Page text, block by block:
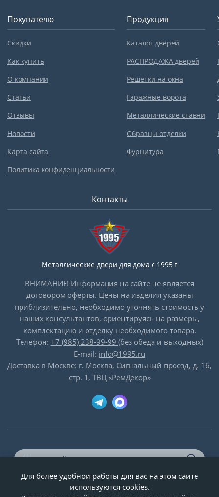
Покупателю
Скидки
Как купить
О компании
Статьи
Отзывы
Новости
Карта сайта
Политика конфиденциальности
Продукция
Каталог дверей
РАСПРОДАЖА дверей
Решетки на окна
Гаражные ворота
Металлические ставни
Образцы отделки
Фурнитура
Контакты
Металлические двери для дома с 1995 г
ВНИМАНИЕ! Информация на сайте не является
договором оферты. Цены на изделия указаны
приблизительно, необходимо уточнять стоимость у
наших консультантов, ориентируясь на размеры,
комплектацию и отделку необходимого товара.
Телефон: +7 (985) 238-99-99 (без обеда и выходных)
E-mail: info@1995.ru
Доставка в Москве: г. Москва, Сигнальный проезд, д. 16,
стр. 1, ТВЦ «РемДекор»
© ООО «Двери-и-точка», ИНН 5020092947, 1995-2026 г.
Для более удобной работы для вас на этом сайте
используются cookies.